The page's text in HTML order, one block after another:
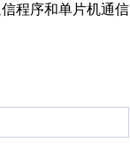
程序和单片机通信